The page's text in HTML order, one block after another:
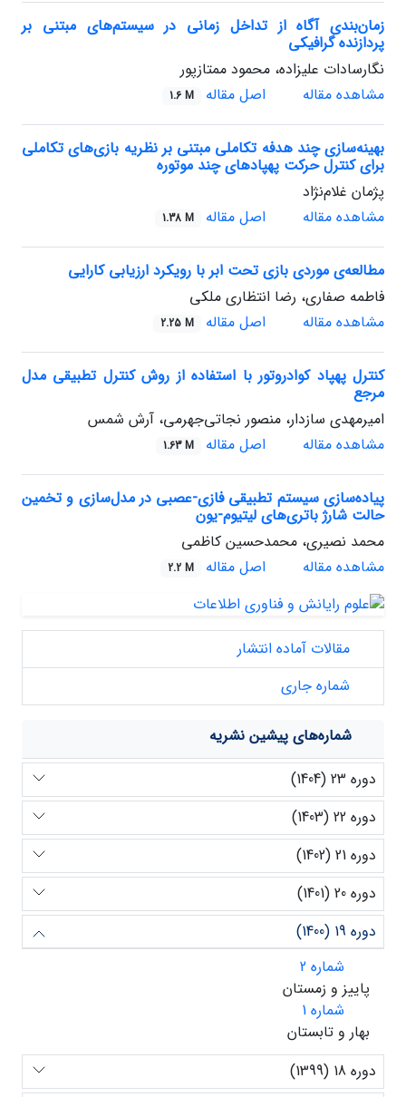
زمان‌بندی آگاه از تداخل زمانی در سیستم‌های مبتنی بر
پردازنده گرافیکی
نگارسادات علیزاده، محمود ممتازپور
مشاهده مقاله
اصل مقاله 1.6 M
بهینه‌سازی چند هدفه تکاملی مبتنی بر نظریه بازی‌های تکاملی
برای کنترل حرکت پهپادهای چند موتوره
پژمان غلام‌نژاد
مشاهده مقاله
اصل مقاله 1.38 M
مطالعه‌ی موردی بازی تحت ابر با رویکرد ارزیابی کارایی
فاطمه صفاری، رضا انتظاری ملکی
مشاهده مقاله
اصل مقاله 2.25 M
کنترل پهپاد کوادروتور با استفاده از روش کنترل تطبیقی مدل
مرجع
امیرمهدی سازدار، منصور نجاتی‌جهرمی، آرش شمس
مشاهده مقاله
اصل مقاله 1.63 M
پیاده‌سازی سیستم تطبیقی فازی-عصبی در مدل‌سازی و تخمین
حالت شارژ باتری‌های لیتیوم-یون
محمد نصیری، محمدحسین کاظمی
مشاهده مقاله
اصل مقاله 2.2 M
مقالات آماده انتشار
شماره جاری
شماره‌های پیشین نشریه
دوره 23 (1404)
دوره 22 (1403)
دوره 21 (1402)
دوره 20 (1401)
دوره 19 (1400)
شماره 2
پاییز و زمستان
شماره 1
بهار و تابستان
دوره 18 (1399)